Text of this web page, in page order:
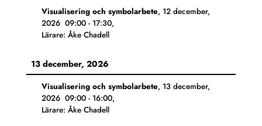
Visualisering och symbolarbete, 12 december,
2026 09:00- 17:30,
Lärare: Åke Chadell
13 december, 2026
Visualisering och symbolarbete, 13 december,
2026 09:00- 16:00,
Lärare: Åke Chadell